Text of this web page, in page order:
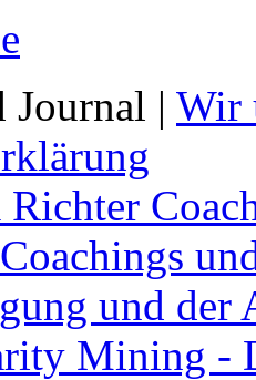
| Wir
Richter
und
Mining -